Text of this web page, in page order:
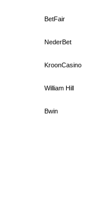
BetFair
NederBet
KroonCasino
William Hill
Bwin